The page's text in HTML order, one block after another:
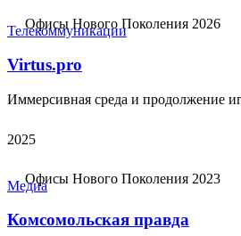
Офисы Нового Поколения 2026
Телекоммуникации
Virtus.pro
Иммерсивная среда и продолжение
2025
Офисы Нового Поколения 2023
Медиа
Комсомольская правда